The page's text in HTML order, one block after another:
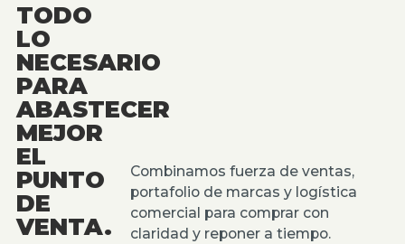
TODO
LO
NECESARIO
PARA
ABASTECER
MEJOR
EL
PUNTO
DE
VENTA.
Combinamos fuerza de ventas,
portafolio de marcas y logística
comercial para comprar con
claridad y reponer a tiempo.